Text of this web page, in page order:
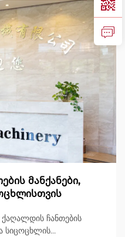
მანქანები,
ჩანთების
სიცოცხლის